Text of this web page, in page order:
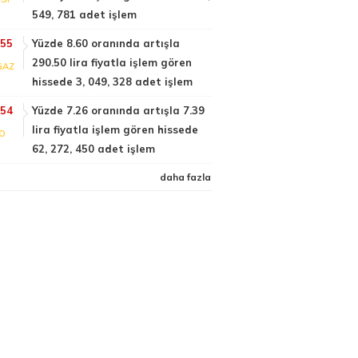
549, 781 adet işlem
Yüzde 8.60 oranında artışla
290.50 lira fiyatla işlem gören
hissede 3, 049, 328 adet işlem
Yüzde 7.26 oranında artışla 7.39
lira fiyatla işlem gören hissede
62, 272, 450 adet işlem
daha fazla